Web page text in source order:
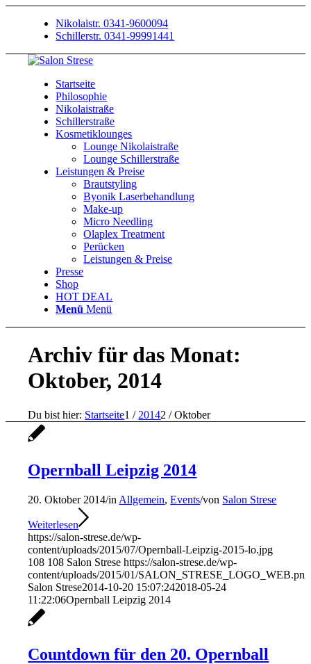
Nikolaistr. 0341-9600094
Schillerstr. 0341-99991441
Startseite
Philosophie
Nikolaistraße
Schillerstraße
Kosmetiklounges
Lounge Nikolaistraße
Lounge Schillerstraße
Leistungen & Preise
Brautstyling
Byonik Laserbehandlung
Make-up
Micro Needling
Olaplex Treatment
Perücken
Leistungen & Preise
Presse
Shop
HOT DEAL
Menü Menü
Archiv für das Monat:
Oktober, 2014
Du bist hier: Startseite1 / 20142 / Oktober
Opernball Leipzig 2014
20. Oktober 2014/in Allgemein,Events/von Salon Strese
Weiterlesen
https://salon-strese.de/wp-
content/uploads/2015/07/Opernball-Leipzig-2015-lo.jpg
108 108 Salon Strese https://salon-strese.de/wp-
content/uploads/2015/01/SALON_STRESE_LOGO_WEB.png
Salon Strese2014-10-20 15:07:242018-05-24
11:22:06Opernball Leipzig 2014
Countdown für den 20. Opernball